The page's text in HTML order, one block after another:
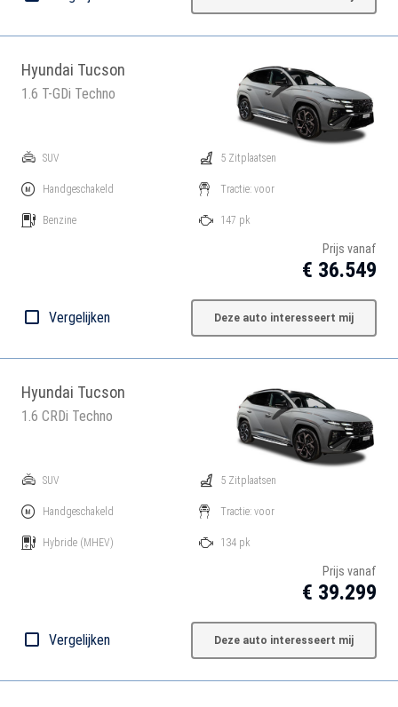
Hyundai Tucson
1.6 T-GDi Techno
SUV
Handgeschakeld
Benzine
5 Zitplaatsen
Tractie: voor
147 pk
Prijs vanaf
€ 36.549
Vergelijken Deze auto interesseert mij
Hyundai Tucson
1.6 CRDi Techno
SUV
Handgeschakeld
Hybride (MHEV)
5 Zitplaatsen
Tractie: voor
134 pk
Prijs vanaf
€ 39.299
Vergelijken Deze auto interesseert mij